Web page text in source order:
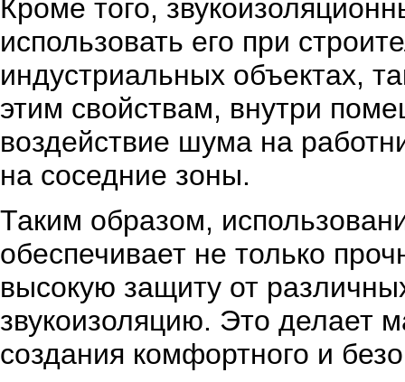
Кроме того,
использовать его при
индустриальных объектах,
этим свойствам, внутри
воздействие шума на
на соседние зоны.
Таким образом,
обеспечивает не только
высокую защиту от
звукоизоляцию. Это делает
создания комфортного и